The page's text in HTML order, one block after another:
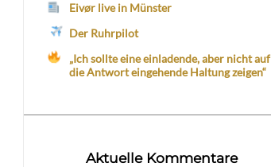
Eivør live in Münster
Der Ruhrpilot
„Ich sollte eine einladende, aber nicht auf
die Antwort eingehende Haltung zeigen“
Aktuelle Kommentare